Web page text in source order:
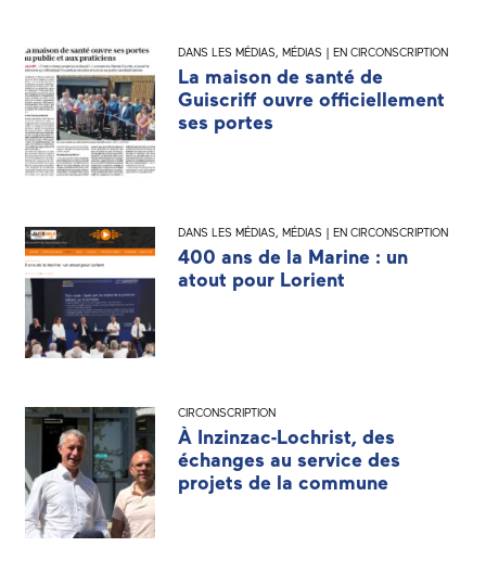
DANS LES MÉDIAS, MÉDIAS | EN CIRCONSCRIPTION
La maison de santé de
Guiscriff ouvre officiellement
ses portes
DANS LES MÉDIAS, MÉDIAS | EN CIRCONSCRIPTION
400 ans de la Marine : un
atout pour Lorient
CIRCONSCRIPTION
À Inzinzac-Lochrist, des
échanges au service des
projets de la commune